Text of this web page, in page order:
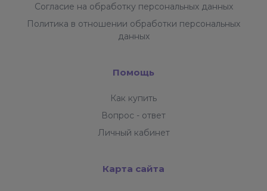
Согласие на обработку персональных данных
Политика в отношении обработки персональных
данных
Помощь
Как купить
Вопрос - ответ
Личный кабинет
Карта сайта